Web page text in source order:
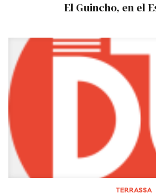
El Guincho, en el
TERRASSA